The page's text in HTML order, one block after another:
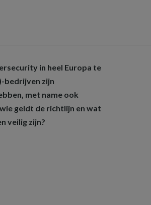
in heel Europa te
bedrijven zijn
met name ook
geldt de richtlijn en wat
veilig zijn?